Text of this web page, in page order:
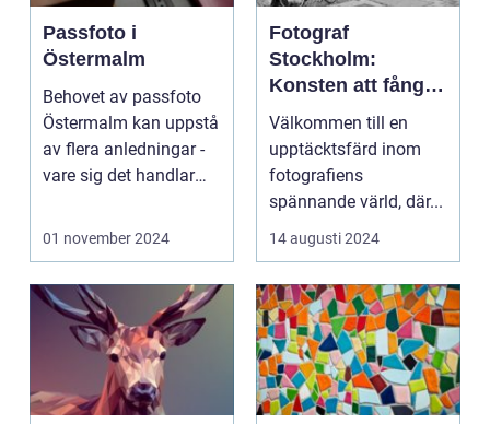
Passfoto i
Östermalm
Behovet av passfoto
Östermalm kan uppstå
av flera anledningar -
vare sig det handlar
01 november 2024
Fotograf
Stockholm:
Konsten att fånga
ögonblicket
Välkommen till en
upptäcktsfärd inom
fotografiens
spännande värld, där...
14 augusti 2024